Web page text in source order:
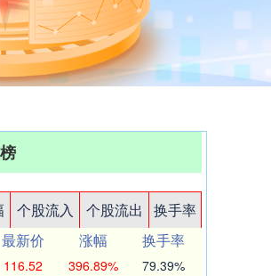
个股流入 个股流出
换手率
最新价 涨幅
换手率
116.52 396.89% 79.39%